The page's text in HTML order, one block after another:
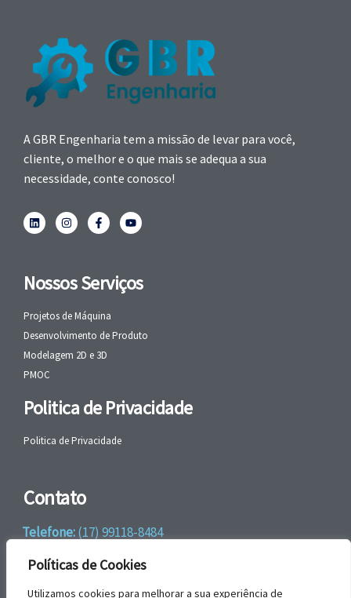
Políticas de Cookies
Utilizamos cookies para melhorar a sua experiência de
A GBR Engenharia tem a missão de levar para você,
cliente, o melhor e o que mais se adequa a sua
necessidade, conte conosco!
Nossos Serviços
Projetos de Máquina
Desenvolvimento de Produto
Modelagem 2D e 3D
PMOC
Politica de Privacidade
Politica de Privacidade
Contato
Telefone:(17) 99118-8484
WhatsApp:+55 (17) 99118-8484
email:faleconosco@gbrengenharia.com